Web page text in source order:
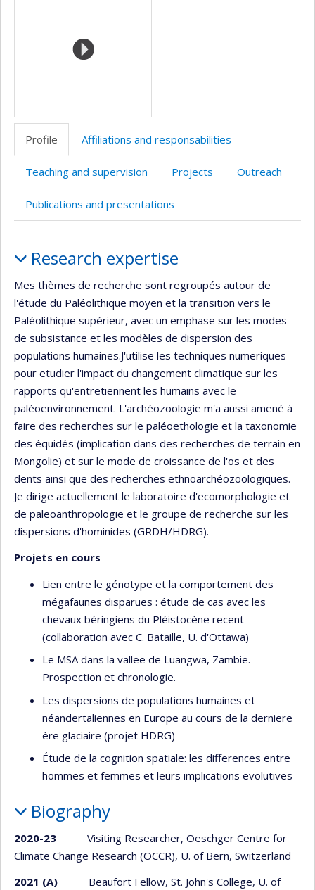
Profile Affiliations and responsabilities
Teaching and supervision Projects Outreach
Publications and presentations
Research expertise
Mes thèmes de recherche sont regroupés autour de
l'étude du Paléolithique moyen et la transition vers le
Paléolithique supérieur, avec un emphase sur les modes
de subsistance et les modèles de dispersion des
populations humaines.J'utilise les techniques numeriques
pour etudier l'impact du changement climatique sur les
rapports qu'entretiennent les humains avec le
paléoenvironnement. L'archéozoologie m'a aussi amené à
faire des recherches sur le paléoethologie et la taxonomie
des équidés (implication dans des recherches de terrain en
Mongolie) et sur le mode de croissance de l'os et des
dents ainsi que des recherches ethnoarchéozoologiques.
Je dirige actuellement le laboratoire d'ecomorphologie et
de paleoanthropologie et le groupe de recherche sur les
dispersions d'hominides (GRDH/HDRG).
Projets en cours
Lien entre le génotype et la comportement des
mégafaunes disparues : étude de cas avec les
chevaux béringiens du Pléistocène recent
(collaboration avec C. Bataille, U. d'Ottawa)
Le MSA dans la vallee de Luangwa, Zambie.
Prospection et chronologie.
Les dispersions de populations humaines et
néandertaliennes en Europe au cours de la derniere
ère glaciaire (projet HDRG)
Étude de la cognition spatiale: les differences entre
hommes et femmes et leurs implications evolutives
Biography
2020-23 Visiting Researcher, Oeschger Centre for
Climate Change Research (OCCR), U. of Bern, Switzerland
2021 (A) Beaufort Fellow, St. John's College, U. of